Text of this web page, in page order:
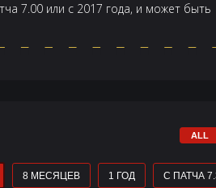
7.00 или с 2017 года, и может быть
8 МЕСЯЦЕВ 1 ГОД С ПАТЧА